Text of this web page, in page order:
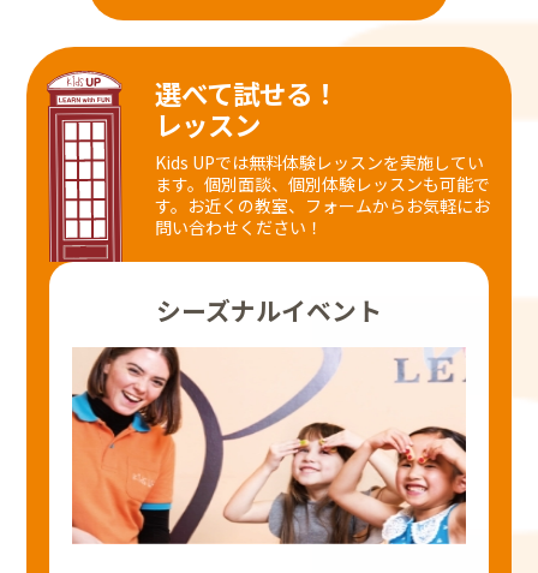
選べて試せる！
レッスン
Kids UPでは無料体験レッスンを実施してい
ます。個別面談、個別体験レッスンも可能で
す。 お近くの教室、フォームからお気軽にお
問い合わせください！
シーズナルイベント